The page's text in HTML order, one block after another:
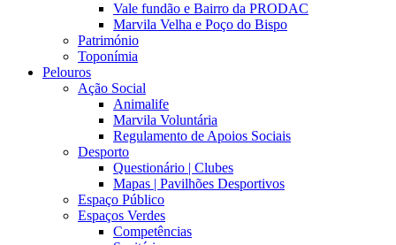
Vale fundão e Bairro da PRODAC
Marvila Velha e Poço do Bispo
Património
Toponímia
Pelouros
Ação Social
Animalife
Marvila Voluntária
Regulamento de Apoios Sociais
Desporto
Questionário | Clubes
Mapas | Pavilhões Desportivos
Espaço Público
Espaços Verdes
Competências